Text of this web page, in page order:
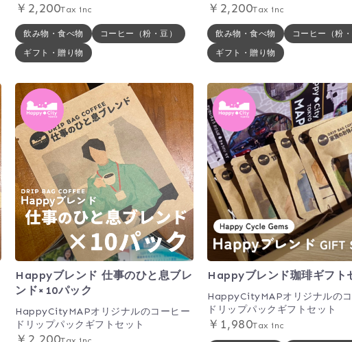
￥2,200Tax inc
飲み物・食べ物
コーヒー（粉・豆）
ギフト・贈り物
￥2,200Tax inc
飲み物・食べ物
コーヒー（粉・
ギフト・贈り物
Happyブレンド 仕事のひと息ブレ
ンド×10パック
HappyCityMAPオリジナルのコーヒー
ドリップパックギフトセット
Happyブレンド珈琲ギフト
HappyCityMAPオリジナルの
ドリップパックギフトセット
￥1,980Tax inc